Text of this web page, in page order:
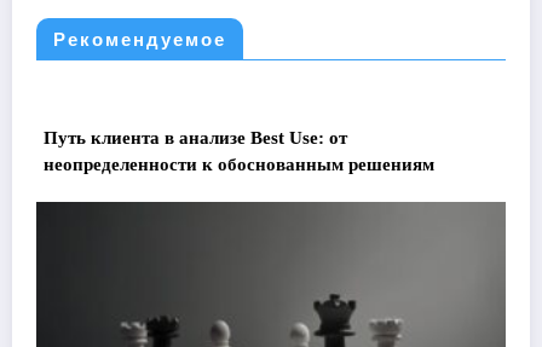
Рекомендуемое
Путь клиента в анализе Best Use: от
неопределенности к обоснованным решениям